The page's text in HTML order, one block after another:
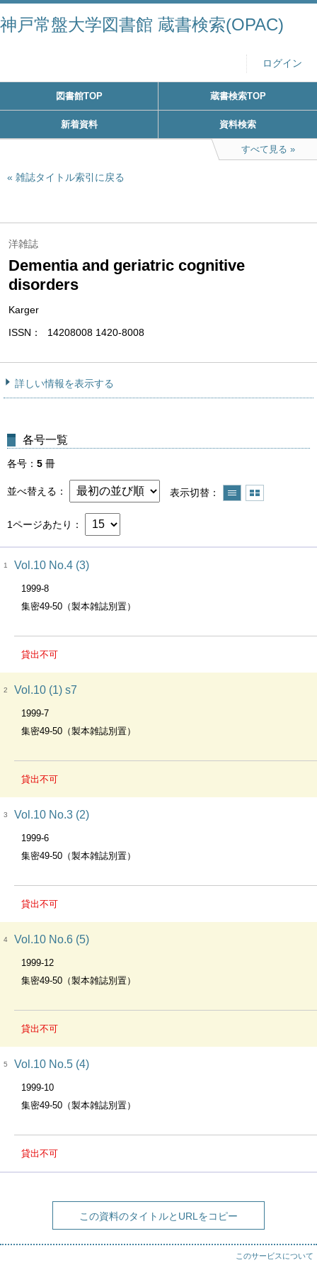
神戸常盤大学図書館 蔵書検索(OPAC)
ログイン
図書館TOP 蔵書検索TOP
新着資料 資料検索
すべて見る
雑誌タイトル索引に戻る
洋雑誌
Dementia and geriatric cognitive
disorders
Karger
ISSN
14208008 1420-8008
詳しい情報を表示する
各号一覧
各号 5 冊
並べ替える 表示切替
1ページあたり
1 Vol.10 No.4 (3)
1999-8
集密49-50（製本雑誌別置）
貸出不可
2 Vol.10 (1) s7
1999-7
集密49-50（製本雑誌別置）
貸出不可
3 Vol.10 No.3 (2)
1999-6
集密49-50（製本雑誌別置）
貸出不可
4 Vol.10 No.6 (5)
1999-12
集密49-50（製本雑誌別置）
貸出不可
5 Vol.10 No.5 (4)
1999-10
集密49-50（製本雑誌別置）
貸出不可
この資料のタイトルとURLをコピー
このサービスについて